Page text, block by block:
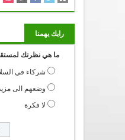
رايك يهمنا
ما هي نظرتك
شركاء في
وضعهم الى
لا فكرة